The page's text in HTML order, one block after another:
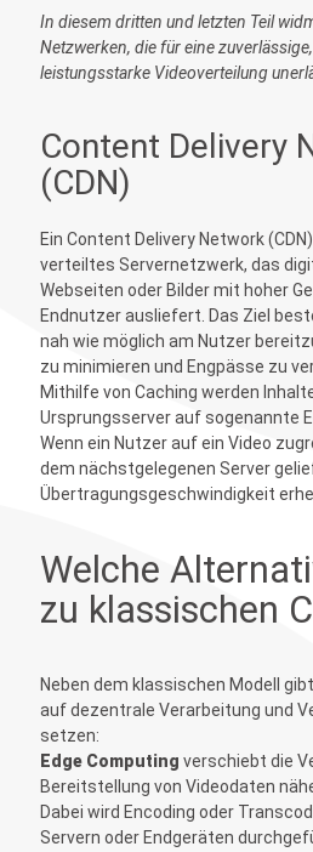
In diesem dritten und letzten Teil
Netzwerken, die für eine
leistungsstarke Videoverteilung
Content Delivery
(CDN)
Ein Content Delivery Network
verteiltes Servernetzwerk, das
Webseiten oder Bilder mit hoher
Endnutzer ausliefert. Das Ziel
nah wie möglich am Nutzer
zu minimieren und Engpässe zu
Mithilfe von Caching werden
Ursprungsserver auf sogenannte
Wenn ein Nutzer auf ein Video
dem nächstgelegenen Server
Übertragungsgeschwindigkeit
Welche
zu klassischen
Neben dem klassischen Modell
auf dezentrale Verarbeitung und
setzen:
Edge Computing verschiebt die
Bereitstellung von Videodaten
Dabei wird Encoding oder
Servern oder Endgeräten